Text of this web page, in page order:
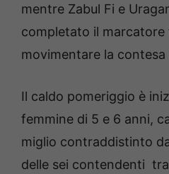
mentre Zabul Fi e
completato il
movimentare la
Il caldo pomeriggio è
femmine di 5 e 6 anni,
miglio contraddistinto
delle sei contendenti